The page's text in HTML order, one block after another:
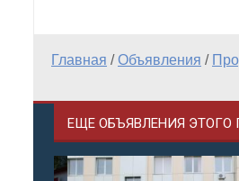
Главная /Объявления /
ЕЩЕ ОБЪЯВЛЕНИЯ